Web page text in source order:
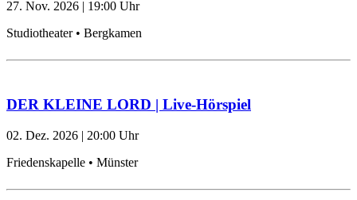
27. Nov. 2026 | 19:00 Uhr
Studiotheater • Bergkamen
DER KLEINE LORD | Live-Hörspiel
02. Dez. 2026 | 20:00 Uhr
Friedenskapelle • Münster